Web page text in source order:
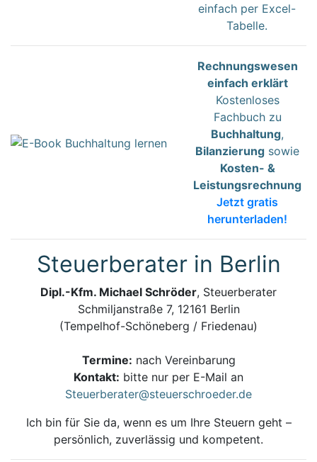
einfach per Excel-
Tabelle.
Rechnungswesen
einfach erklärt
Kostenloses
Fachbuch zu
Buchhaltung,
Bilanzierung sowie
Kosten- &
Leistungsrechnung
Jetzt gratis
herunterladen!
Steuerberater in Berlin
Dipl.-Kfm. Michael Schröder, Steuerberater
Schmiljanstraße 7, 12161 Berlin
(Tempelhof-Schöneberg / Friedenau)
Termine: nach Vereinbarung
Kontakt: bitte nur per E-Mail an
Steuerberater@steuerschroeder.de
Ich bin für Sie da, wenn es um Ihre Steuern geht –
persönlich, zuverlässig und kompetent.